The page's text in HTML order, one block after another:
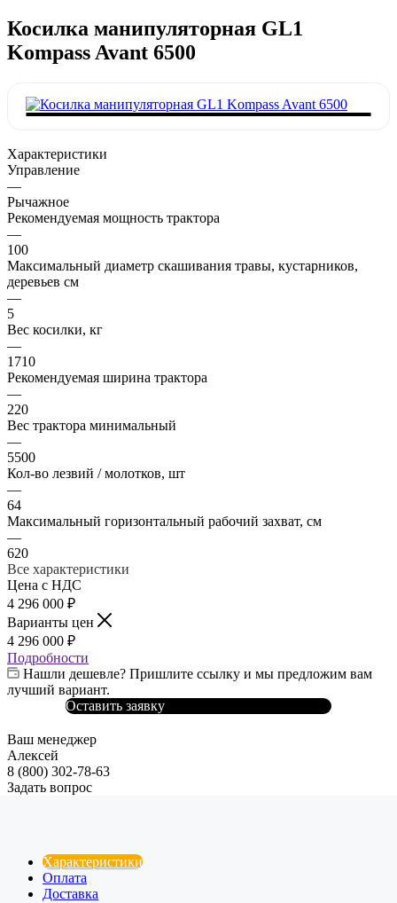
Косилка манипуляторная GL1
Kompass Avant 6500
Характеристики
Управление
—
Рычажное
Рекомендуемая мощность трактора
—
100
Максимальный диаметр скашивания травы, кустарников,
деревьев см
—
5
Вес косилки, кг
—
1710
Рекомендуемая ширина трактора
—
220
Вес трактора минимальный
—
5500
Кол-во лезвий / молотков, шт
—
64
Максимальный горизонтальный рабочий захват, см
—
620
Все характеристики
Цена с НДС
4 296 000 ₽
Варианты цен
4 296 000 ₽
Подробности
Нашли дешевле? Пришлите ссылку и мы предложим вам
лучший вариант.
Оставить заявку
Ваш менеджер
Алексей
8 (800) 302-78-63
Задать вопрос
Характеристики
Оплата
Доставка